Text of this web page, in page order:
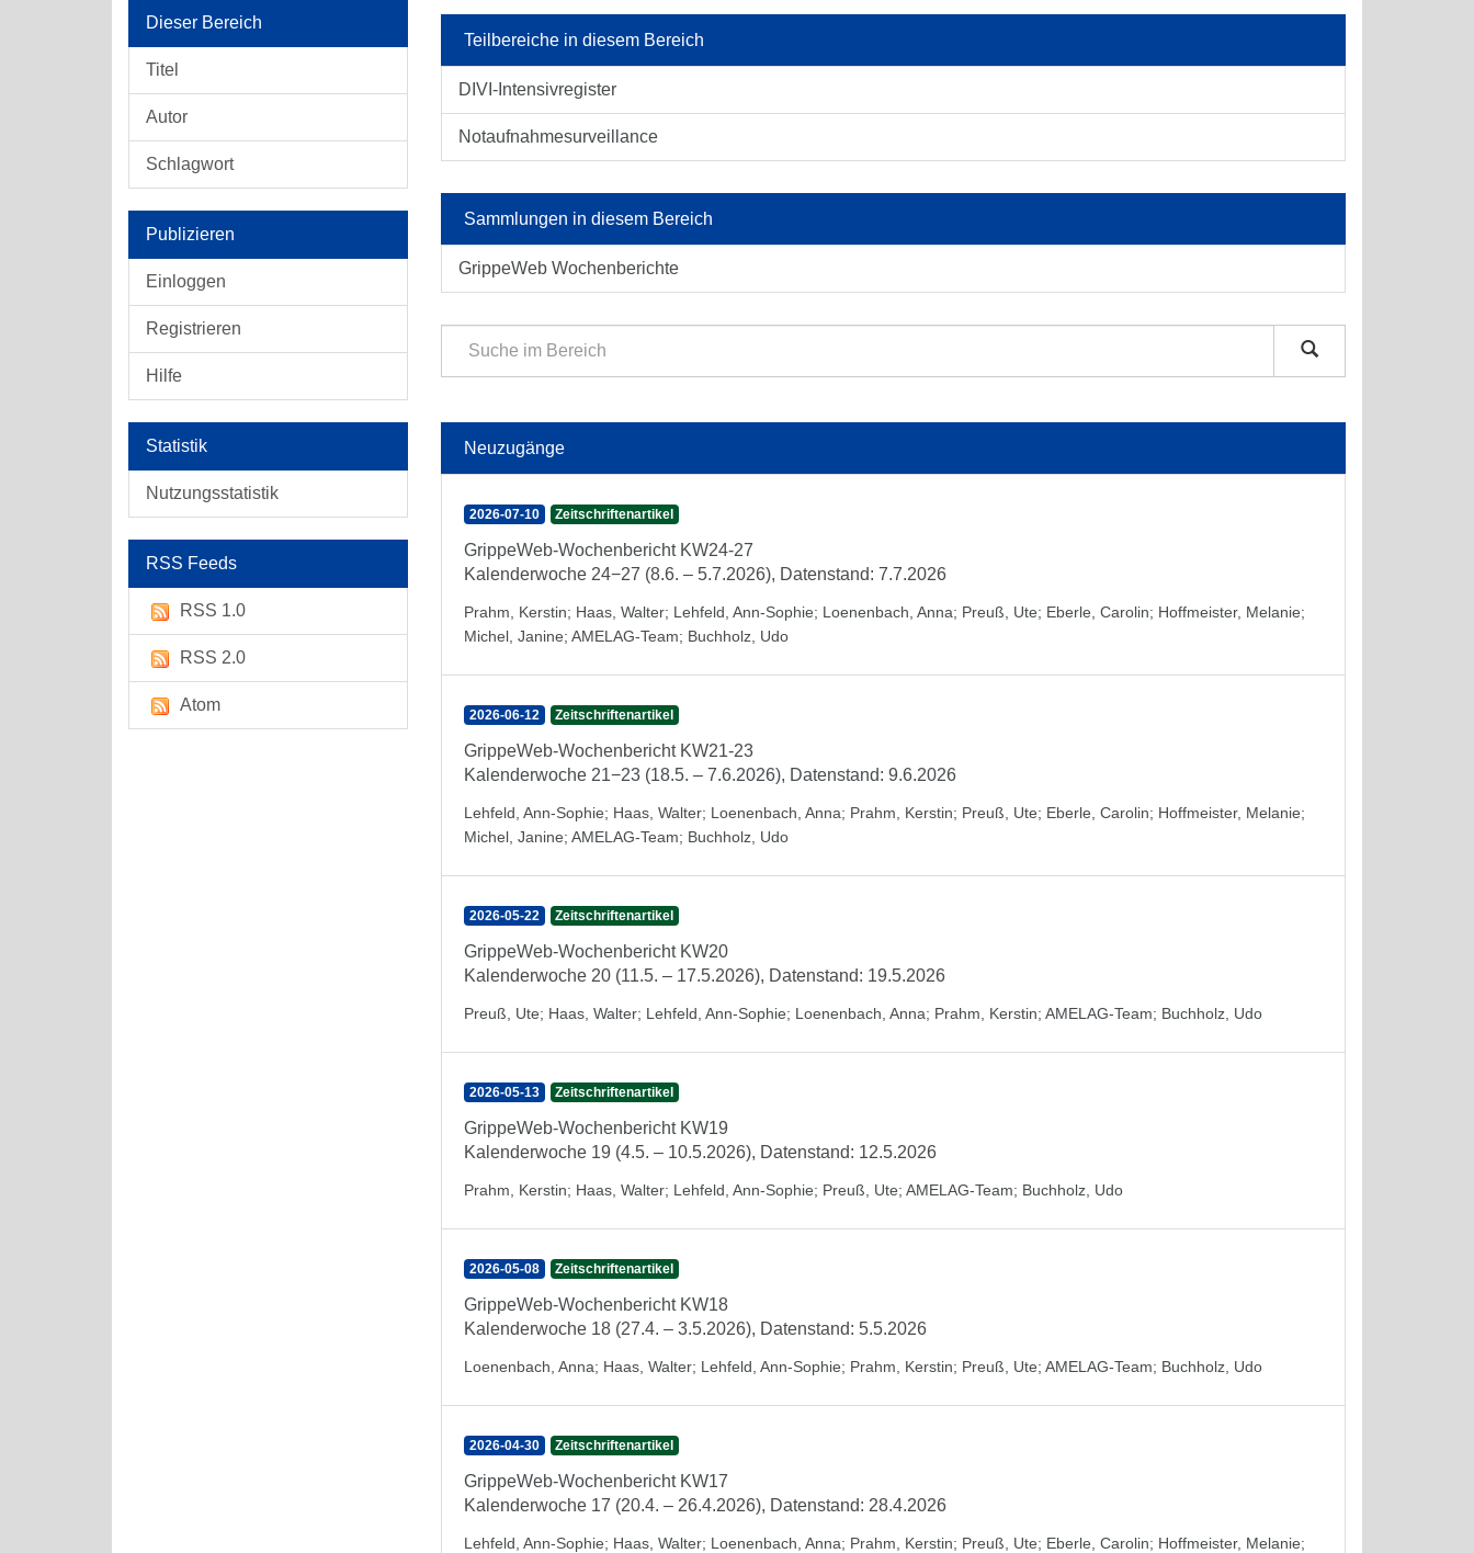
Dieser Bereich
Titel
Autor
Schlagwort
Publizieren
Einloggen
Registrieren
Hilfe
Statistik
Nutzungsstatistik
RSS Feeds
RSS 1.0
RSS 2.0
Atom
Teilbereiche in diesem Bereich
DIVI-Intensivregister
Notaufnahmesurveillance
Sammlungen in diesem Bereich
GrippeWeb Wochenberichte
Neuzugänge
2026-07-10 Zeitschriftenartikel
GrippeWeb-Wochenbericht KW24-27
Kalenderwoche 24−27 (8.6. – 5.7.2026), Datenstand: 7.7.2026
Prahm, Kerstin; Haas, Walter; Lehfeld, Ann-Sophie; Loenenbach, Anna; Preuß, Ute; Eberle, Carolin; Hoffmeister, Melanie;
Michel, Janine; AMELAG-Team; Buchholz, Udo
2026-06-12 Zeitschriftenartikel
GrippeWeb-Wochenbericht KW21-23
Kalenderwoche 21−23 (18.5. – 7.6.2026), Datenstand: 9.6.2026
Lehfeld, Ann-Sophie; Haas, Walter; Loenenbach, Anna; Prahm, Kerstin; Preuß, Ute; Eberle, Carolin; Hoffmeister, Melanie;
Michel, Janine; AMELAG-Team; Buchholz, Udo
2026-05-22 Zeitschriftenartikel
GrippeWeb-Wochenbericht KW20
Kalenderwoche 20 (11.5. – 17.5.2026), Datenstand: 19.5.2026
Preuß, Ute; Haas, Walter; Lehfeld, Ann-Sophie; Loenenbach, Anna; Prahm, Kerstin; AMELAG-Team; Buchholz, Udo
2026-05-13 Zeitschriftenartikel
GrippeWeb-Wochenbericht KW19
Kalenderwoche 19 (4.5. – 10.5.2026), Datenstand: 12.5.2026
Prahm, Kerstin; Haas, Walter; Lehfeld, Ann-Sophie; Preuß, Ute; AMELAG-Team; Buchholz, Udo
2026-05-08 Zeitschriftenartikel
GrippeWeb-Wochenbericht KW18
Kalenderwoche 18 (27.4. – 3.5.2026), Datenstand: 5.5.2026
Loenenbach, Anna; Haas, Walter; Lehfeld, Ann-Sophie; Prahm, Kerstin; Preuß, Ute; AMELAG-Team; Buchholz, Udo
2026-04-30 Zeitschriftenartikel
GrippeWeb-Wochenbericht KW17
Kalenderwoche 17 (20.4. – 26.4.2026), Datenstand: 28.4.2026
Lehfeld, Ann-Sophie; Haas, Walter; Loenenbach, Anna; Prahm, Kerstin; Preuß, Ute; Eberle, Carolin; Hoffmeister, Melanie;